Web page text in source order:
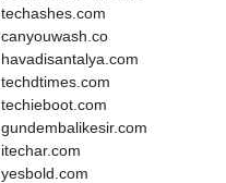
techashes.com
canyouwash.co
havadisantalya.com
techdtimes.com
techieboot.com
gundembalikesir.com
itechar.com
yesbold.com